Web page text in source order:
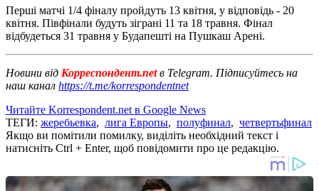
Перші матчі 1/4 фіналу пройдуть 13 квітня, у відповідь - 20
квітня. Півфінали будуть зіграні 11 та 18 травня. Фінал
відбудеться 31 травня у Будапешті на Пушкаш Арені.
Новини від Корреспондент.netв Telegram. Підписуйтесь на
наш канал https://t.me/korrespondentnet
Читайте Korrespondent.net в Google News
ТЕГИ: жеребьевка, лига Европы, полуфинал, четвертьфинал
Якщо ви помітили помилку, виділіть необхідний текст і
натисніть Ctrl + Enter, щоб повідомити про це редакцію.